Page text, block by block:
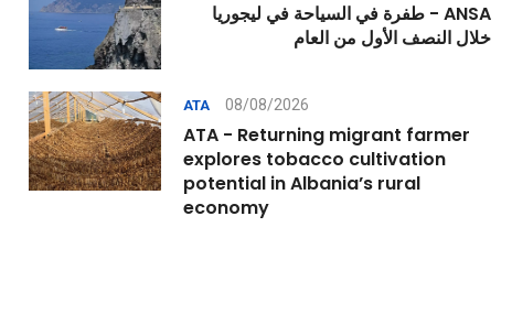
ANSA - طفرة في السياحة في ليجوريا
خلال النصف الأول من العام
ATA 08/08/2026
ATA - Returning migrant farmer
explores tobacco cultivation
potential in Albania’s rural
economy